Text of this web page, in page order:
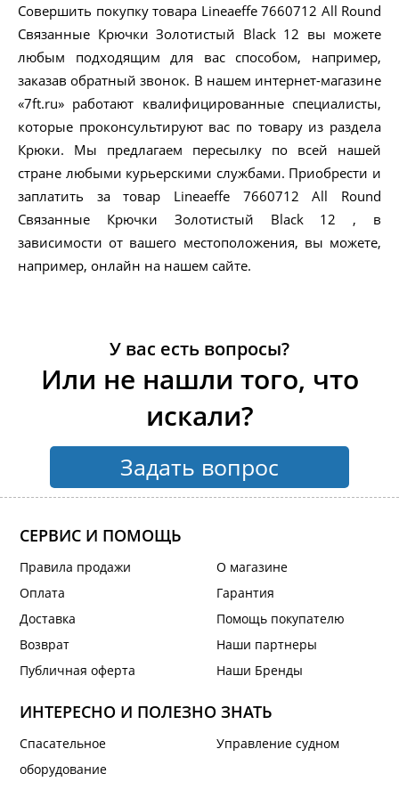
Совершить покупку товара Lineaeffe 7660712 All Round
Связанные Крючки Золотистый Black 12 вы можете
любым подходящим для вас способом, например,
заказав обратный звонок. В нашем интернет-магазине
«7ft.ru» работают квалифицированные специалисты,
которые проконсультируют вас по товару из раздела
Крюки. Мы предлагаем пересылку по всей нашей
стране любыми курьерскими службами. Приобрести и
заплатить за товар Lineaeffe 7660712 All Round
Связанные Крючки Золотистый Black 12 , в
зависимости от вашего местоположения, вы можете,
например, онлайн на нашем сайте.
У вас есть вопросы?
Или не нашли того, что
искали?
Задать вопрос
СЕРВИС И ПОМОЩЬ
Правила продажи
Оплата
Доставка
Возврат
Публичная оферта
О магазине
Гарантия
Помощь покупателю
Наши партнеры
Наши Бренды
ИНТЕРЕСНО И ПОЛЕЗНО ЗНАТЬ
Спасательное
оборудование
Управление судном